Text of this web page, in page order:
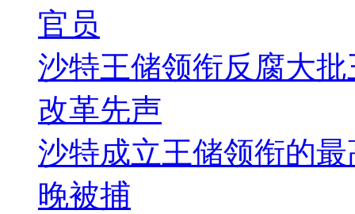
官员
沙特王储领衔反腐大
改革先声
沙特成立王储领衔的
晚被捕